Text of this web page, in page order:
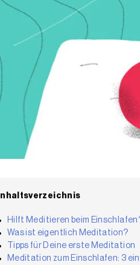
Inhaltsverzeichnis
Hilft Meditieren beim
Was ist eigentlich Meditation?
Tipps für Deine erste Meditation
Meditation zum Einschlafen: 3